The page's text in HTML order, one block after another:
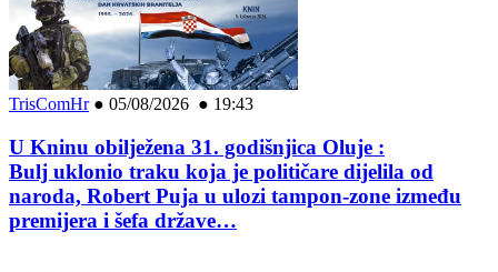
TrisComHr● 05/08/2026 ● 19:43
U Kninu obilježena 31. godišnjica Oluje :
Bulj uklonio traku koja je političare dijelila od
naroda, Robert Puja u ulozi tampon-zone između
premijera i šefa države…